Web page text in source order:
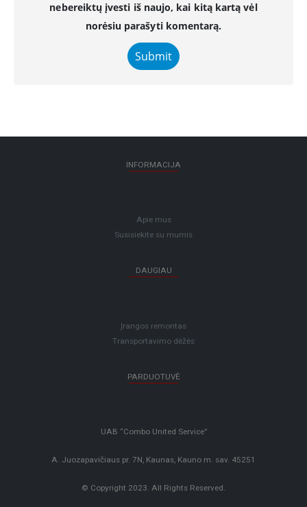
nebereiktų įvesti iš naujo, kai kitą kartą vėl
norėsiu parašyti komentarą.
INFORMACIJA
Apie mus
Susisiekite su mumis
DAUGIAU
Įrangos remontas
Transportavimo dėžės
PARDUOTUVĖ
UAB “Combo United Service”
A. Juozapavičiaus pr. 7N, Kaunas, Kauno m. sav. 45251
© Copyright 2023. All Rights Reserved.